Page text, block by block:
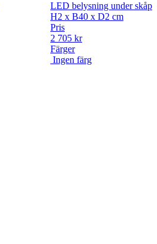
LED belysning under skåp
H2 x B40 x D2 cm
Pris
2 705 kr
Färger
Ingen färg